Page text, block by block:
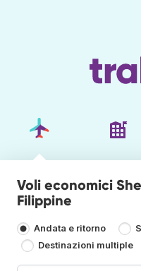
Voli economici
Filippine
Andata e ritorno
Destinazioni multiple